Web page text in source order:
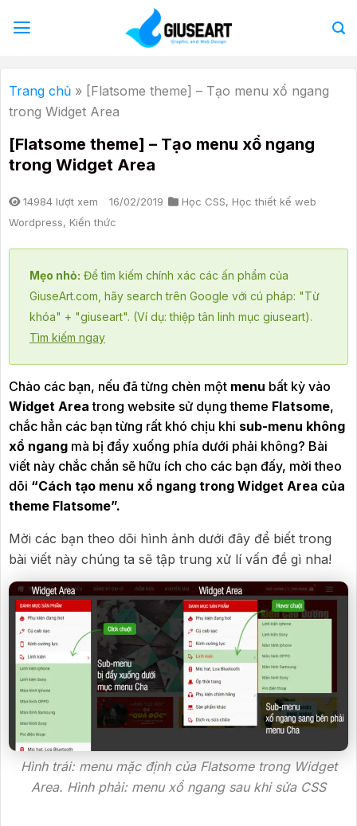
qua
dung
Trang chủ » [Flatsome theme] – Tạo menu xổ ngang
trong Widget Area
[Flatsome theme] – Tạo menu xổ ngang
trong Widget Area
14984 lượt xem 16/02/2019 Học CSS, Học thiết kế web
Wordpress, Kiến thức
Mẹo nhỏ: Để tìm kiếm chính xác các ấn phẩm của
GiuseArt.com, hãy search trên Google với cú pháp: "Từ
khóa" + "giuseart". (Ví dụ: thiệp tân linh mục giuseart).
Tìm kiếm ngay
Chào các bạn, nếu đã từng chèn một menu bất kỳ vào
Widget Area trong website sử dụng theme Flatsome,
chắc hẳn các bạn từng rất khó chịu khi sub-menu không
xổ ngang mà bị đẩy xuống phía dưới phải không? Bài
viết này chắc chắn sẽ hữu ích cho các bạn đấy, mời theo
dõi “Cách tạo menu xổ ngang trong Widget Area của
theme Flatsome”.
Mời các bạn theo dõi hình ảnh dưới đây để biết trong
bài viết này chúng ta sẽ tập trung xử lí vấn đề gì nha!
Hình trái: menu mặc định của Flatsome trong Widget
Area. Hình phải: menu xổ ngang sau khi sửa CSS